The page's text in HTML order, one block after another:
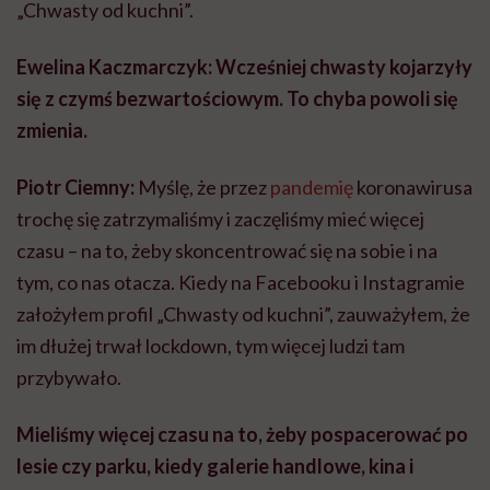
przybywało.
Mieliśmy więcej czasu na to, żeby pospacerować po
lesie czy parku, kiedy galerie handlowe, kina i
restauracje były zamknięte.
Dokładnie. Ludzie pisali mi, że zaczęli inaczej spędzać
czas na spacerach. Zwracają uwagę, po czym depczą
albo co rośnie obok ich domu. To było coś
niesamowitego, bo dawało mi sygnał że cała moja
rewolucja z chwastami w tle działa.
Ludzie nieraz byli w szoku, że młoda osoba
może zbierać dzikie zioła i że to może być jej